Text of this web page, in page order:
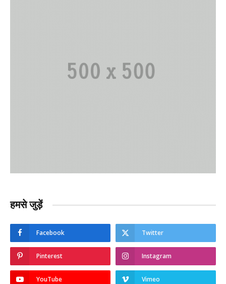
हमसे जुड़ें
Facebook Twitter
Pinterest Instagram
YouTube Vimeo